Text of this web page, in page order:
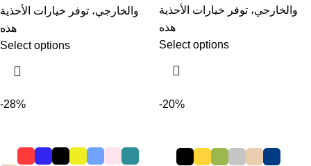
والخارجي، توفر خيارات الأحذية
هذه
Select options
والخارجي، توفر خيارات الأحذية
هذه
Select options
-28% -20%